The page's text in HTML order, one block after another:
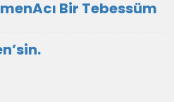
Bir Tebessüm